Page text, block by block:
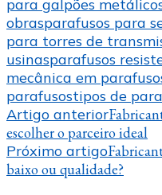
para galpões
obrasparafusos para
para torres de
usinasparafusos
mecânica em
parafusostipos de
Navegação
de
post
Artigo anterior
escolher o parceiro ideal
Próximo artigo
baixo ou qualidade?